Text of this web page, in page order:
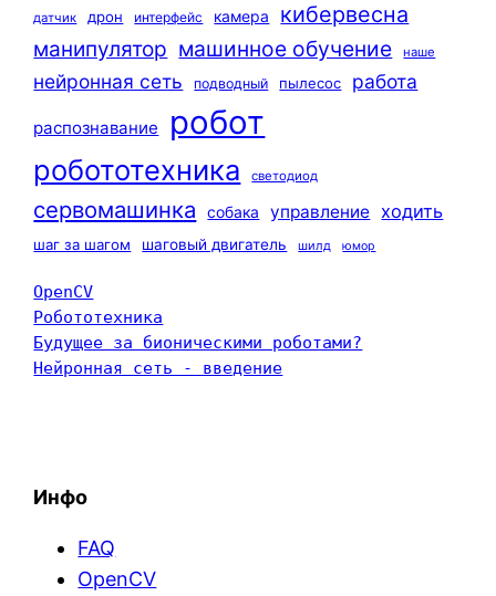
датчик дрон интерфейс камера кибервесна
манипулятор машинное обучение наше
нейронная сеть подводный пылесос работа
распознавание робот
робототехника светодиод
сервомашинка собака управление ходить
шаг за шагом шаговый двигатель шилд юмор
OpenCV
Робототехника
Будущее за бионическими роботами?
Нейронная сеть - введение
Инфо
FAQ
OpenCV